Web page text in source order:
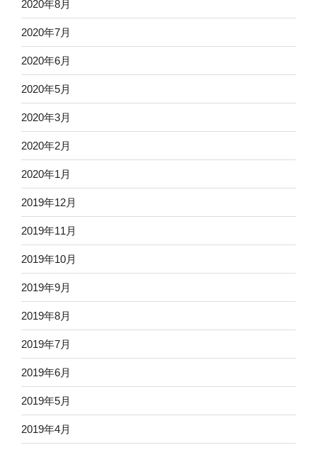
2020年8月
2020年7月
2020年6月
2020年5月
2020年3月
2020年2月
2020年1月
2019年12月
2019年11月
2019年10月
2019年9月
2019年8月
2019年7月
2019年6月
2019年5月
2019年4月